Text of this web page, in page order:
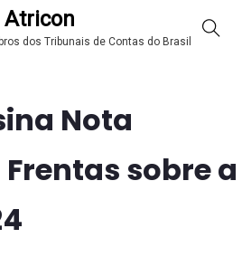
Atricon
dos Tribunais de Contas do Brasil
Nota
sobre a